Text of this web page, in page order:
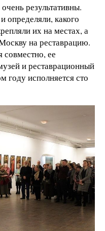
результативны.
определяли, какого
их на местах, а
на реставрацию.
совместно, ее
и реставрационный
году исполняется сто